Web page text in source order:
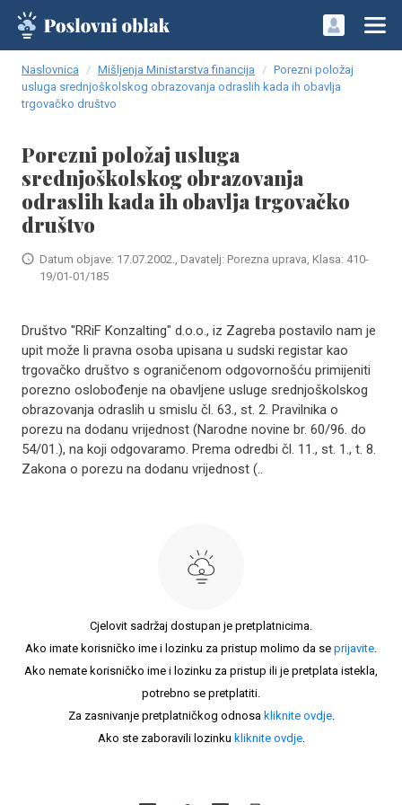
Naslovnica Mišljenja Ministarstva financija
Porezni položaj
usluga srednjoškolskog obrazovanja odraslih kada ih obavlja
trgovačko društvo
Porezni položaj usluga
srednjoškolskog obrazovanja
odraslih kada ih obavlja trgovačko
društvo
Datum objave: 17.07.2002., Davatelj: Porezna uprava, Klasa: 410-
19/01-01/185
Društvo "RRiF Konzalting" d.o.o., iz Zagreba postavilo nam je
upit može li pravna osoba upisana u sudski registar kao
trgovačko društvo s ograničenom odgovornošću primijeniti
porezno oslobođenje na obavljene usluge srednjoškolskog
obrazovanja odraslih u smislu čl. 63., st. 2. Pravilnika o
porezu na dodanu vrijednost (Narodne novine br. 60/96. do
54/01.), na koji odgovaramo. Prema odredbi čl. 11., st. 1., t. 8.
Zakona o porezu na dodanu vrijednost (..
Cjelovit sadržaj dostupan je pretplatnicima.
Ako imate korisničko ime i lozinku za pristup molimo da se prijavite.
Ako nemate korisničko ime i lozinku za pristup ili je pretplata istekla,
potrebno se pretplatiti.
Za zasnivanje pretplatničkog odnosa kliknite ovdje.
Ako ste zaboravili lozinku kliknite ovdje.